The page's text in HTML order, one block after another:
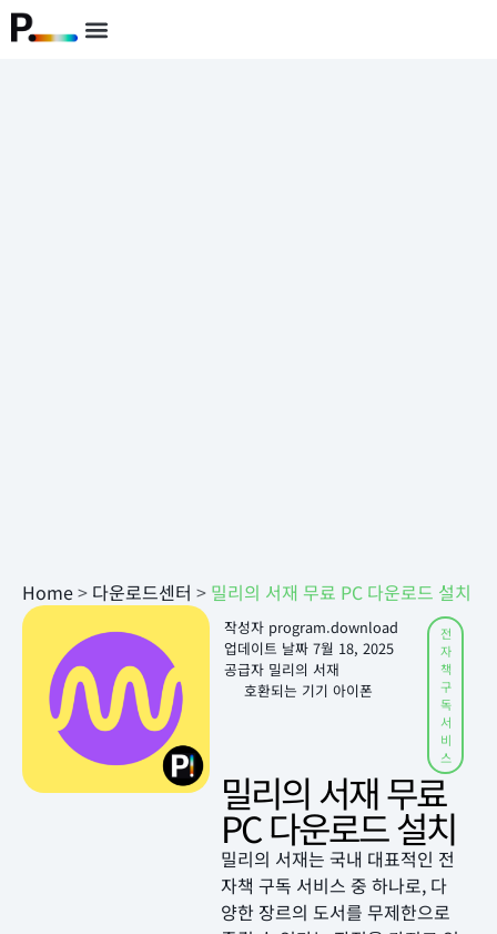
Home> 다운로드센터 > 밀리의 서재 무료 PC 다운로드 설치
작성자 program.download
업데이트 날짜 7월 18, 2025
공급자 밀리의 서재
호환되는 기기 아이폰
전
자
책
구
독
서
비
스
밀리의 서재 무료
PC 다운로드 설치
밀리의 서재는 국내 대표적인 전
자책 구독 서비스 중 하나로, 다
양한 장르의 도서를 무제한으로